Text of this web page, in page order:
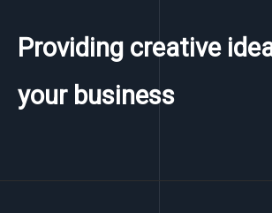
Providing creative
your business